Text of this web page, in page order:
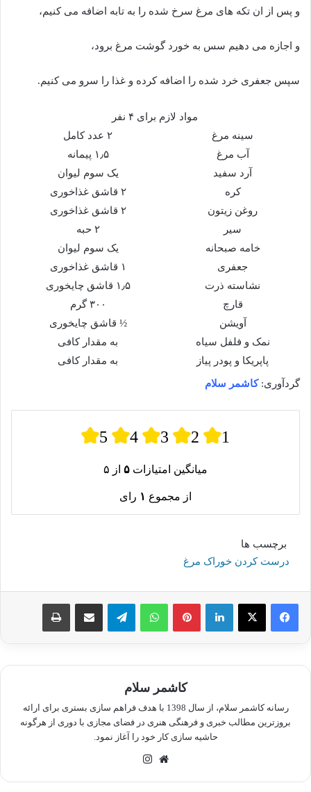
و پس از ان تکه های مرغ سرخ شده را به تابه اضافه می کنیم،
و اجازه می دهیم سس به خورد گوشت مرغ برود،
سپس جعفری خرد شده را اضافه کرده و غذا را سرو می کنیم.
مواد لازم برای ۴ نفر
سینه مرغ
۲ عدد کامل
آب مرغ
۱٫۵ پیمانه
آرد سفید
یک سوم لیوان
کره
۲ قاشق غذاخوری
روغن زیتون
۲ قاشق غذاخوری
سیر
۲ حبه
خامه صبحانه
یک سوم لیوان
جعفری
۱ قاشق غذاخوری
نشاسته ذرت
۱٫۵ قاشق چایخوری
قارچ
۳۰۰ گرم
آویشن
½ قاشق چایخوری
نمک و فلفل سیاه
به مقدار کافی
پاپریکا و پودر پیاز
به مقدار کافی
گردآوری:کاشمر سلام
5 4 3 2 1
میانگین امتیازات ۵ از ۵
از مجموع ۱ رای
برچسب ها
درست کردن خوراک مرغ
لینکدین پینترستواتس آپ تلگرام اشتراک گذاری از طریق ایمیل چاپ
کاشمر سلام
رسانه کاشمر سلام، از سال 1398 با هدف فراهم سازی بستری برای ارائه
بروزترین مطالب خبری و فرهنگی هنری در فضای مجازی با دوری از هرگونه
حاشیه سازی کار خود را آغاز نمود.
وبسایت